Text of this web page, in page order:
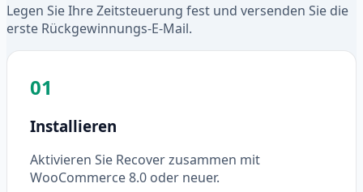
Legen Sie Ihre Zeitsteuerung fest und versenden Sie die
erste Rückgewinnungs-E-Mail.
01
Installieren
Aktivieren Sie Recover zusammen mit
WooCommerce 8.0 oder neuer.